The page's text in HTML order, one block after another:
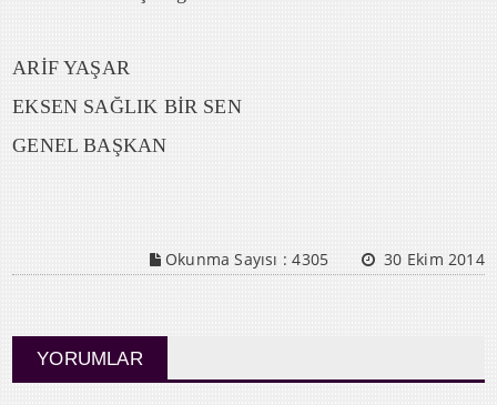
ARİF YAŞAR
EKSEN SAĞLIK BİR SEN
GENEL BAŞKAN
Okunma Sayısı :4305 30 Ekim 2014
YORUMLAR